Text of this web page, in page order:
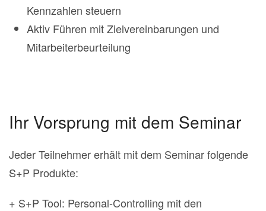
Kennzahlen steuern
Aktiv Führen mit Zielvereinbarungen und
Mitarbeiterbeurteilung
Ihr Vorsprung mit dem Seminar
Jeder Teilnehmer erhält mit dem Seminar folgende
S+P Produkte:
+ S+P Tool: Personal-Controlling mit den